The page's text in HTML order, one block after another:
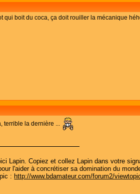
qui boit du coca, ça doit rouiller la mécanique
terrible la dernière ...
Lapin. Copiez et collez Lapin dans votre
l'aider à concrétiser sa domination du
: http://www.bdamateur.com/forum2/